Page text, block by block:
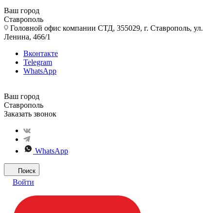
Ваш город
Ставрополь
Головной офис компании СТД, 355029, г. Ставрополь, ул.
Ленина, 466/1
Вконтакте
Telegram
WhatsApp
Ваш город
Ставрополь
Заказать звонок
WhatsApp
Поиск
Войти